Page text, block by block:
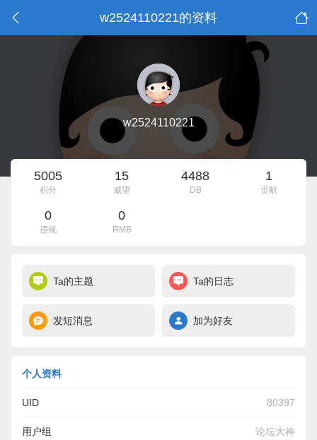
w2524110221的资料
w2524110221
5005
积分
15
威望
4488
DB
1
贡献
0
违规
0
RMB
Ta的主题 Ta的日志
发短消息 加为好友
个人资料
UID 80397
用户组 论坛大神